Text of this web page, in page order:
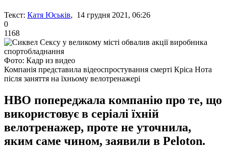
Текст: Катя Юськів, 14 грудня 2021, 06:26
0
1168
Фото: Кадр из видео
Компанія представила відеоспростування смерті Кріса Нота
після заняття на їхньому велотренажері
HBO попереджала компанію про те, що
використовує в серіалі їхній
велотренажер, проте не уточнила,
яким саме чином, заявили в Peloton.